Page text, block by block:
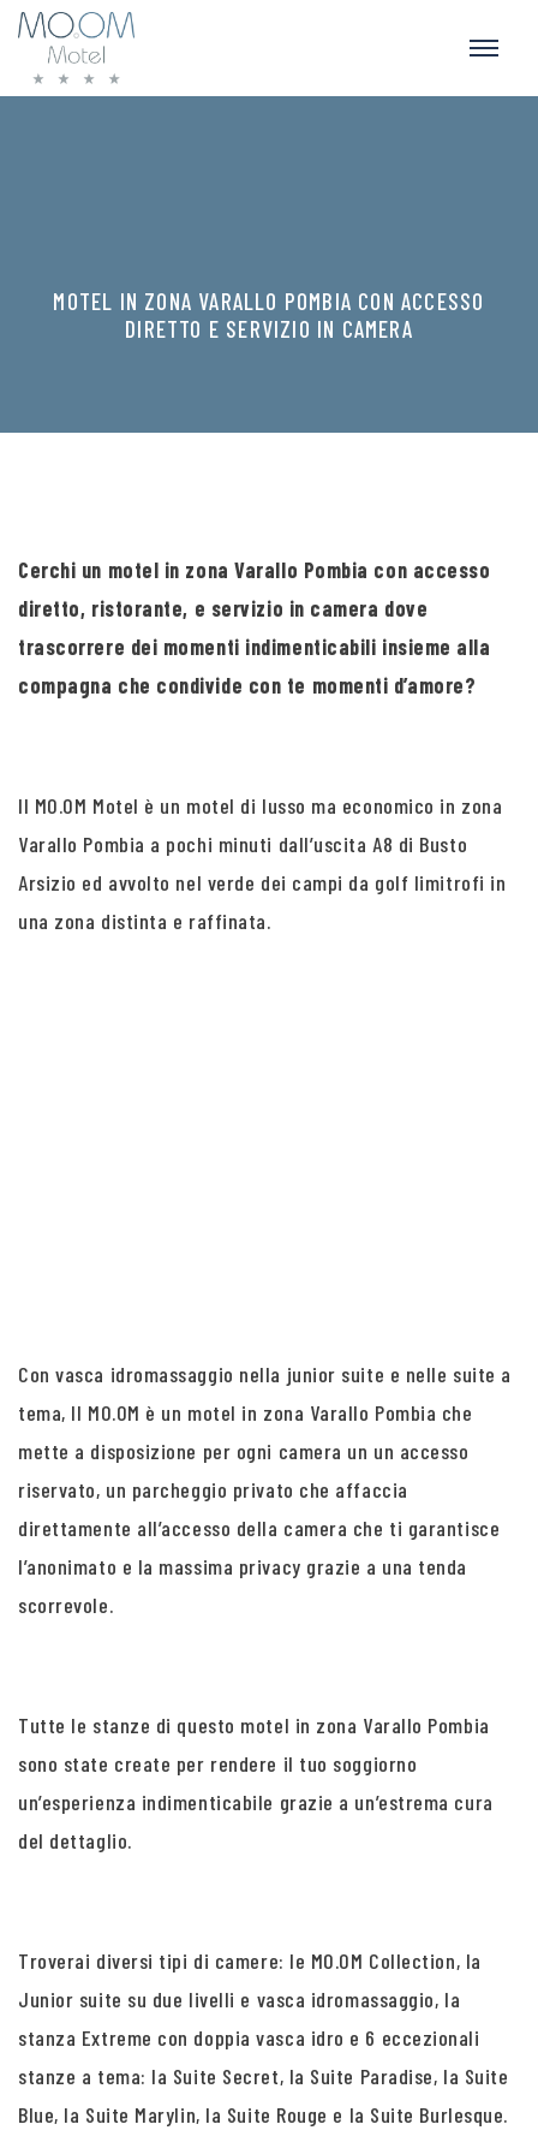
MOTEL IN ZONA VARALLO POMBIA CON ACCESSO
DIRETTO E SERVIZIO IN CAMERA
Cerchi un motel in zona Varallo Pombia con accesso
diretto, ristorante, e servizio in camera dove
trascorrere dei momenti indimenticabili insieme alla
compagna che condivide con te momenti d’amore?
Il MO.OM Motel è un motel di lusso ma economico in zona
Varallo Pombia a pochi minuti dall’uscita A8 di Busto
Arsizio ed avvolto nel verde dei campi da golf limitrofi in
una zona distinta e raffinata.
Con vasca idromassaggio nella junior suite e nelle suite a
tema, Il MO.OM è un motel in zona Varallo Pombia che
mette a disposizione per ogni camera un un accesso
riservato, un parcheggio privato che affaccia
direttamente all’accesso della camera che ti garantisce
l’anonimato e la massima privacy grazie a una tenda
scorrevole.
Tutte le stanze di questo motel in zona Varallo Pombia
sono state create per rendere il tuo soggiorno
un’esperienza indimenticabile grazie a un’estrema cura
del dettaglio.
Troverai diversi tipi di camere: le MO.OM Collection, la
Junior suite su due livelli e vasca idromassaggio, la
stanza Extreme con doppia vasca idro e 6 eccezionali
stanze a tema: la Suite Secret, la Suite Paradise, la Suite
Blue, la Suite Marylin, la Suite Rouge e la Suite Burlesque.